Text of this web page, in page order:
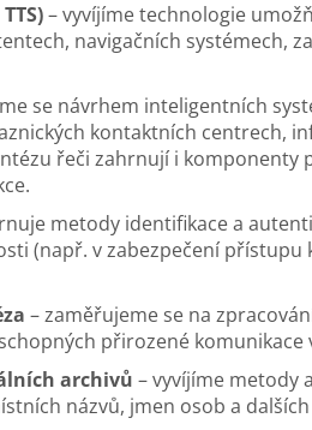
– vyvíjíme technologie
navigačních systémech,
se návrhem inteligentních
kontaktních centrech,
řeči zahrnují i
metody identifikace a
(např. v zabezpečení
– zaměřujeme se na
přirozené komunikace
archivů – vyvíjíme metody
názvů, jmen osob a